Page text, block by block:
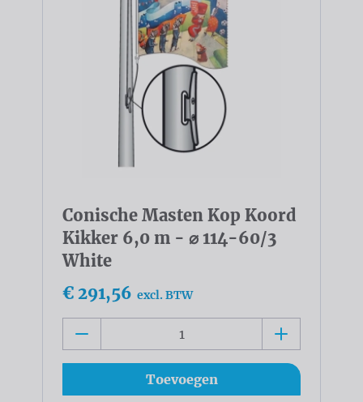
Conische Masten Kop Koord
Kikker 6,0 m - ⌀ 114-60/3
White
€ 291,56 excl. BTW
Toevoegen